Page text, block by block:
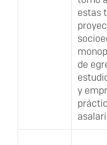
estas
de
y